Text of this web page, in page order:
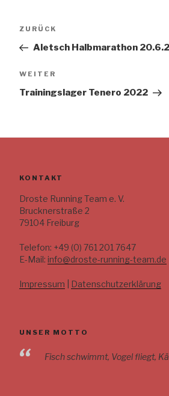
Beitrags-
Vorheriger
ZURÜCK
Aletsch Halbmarathon
Nächster
WEITER
Trainingslager Tenero 2022
KONTAKT
Droste Running Team e. V.
Brucknerstraße 2
79104 Freiburg
Telefon: +49 (0) 761 201 7647
E-Mail: info@droste-running-team.de
Impressum Datenschutzerklärung
UNSER MOTTO
Fisch schwimmt, Vogel fliegt,